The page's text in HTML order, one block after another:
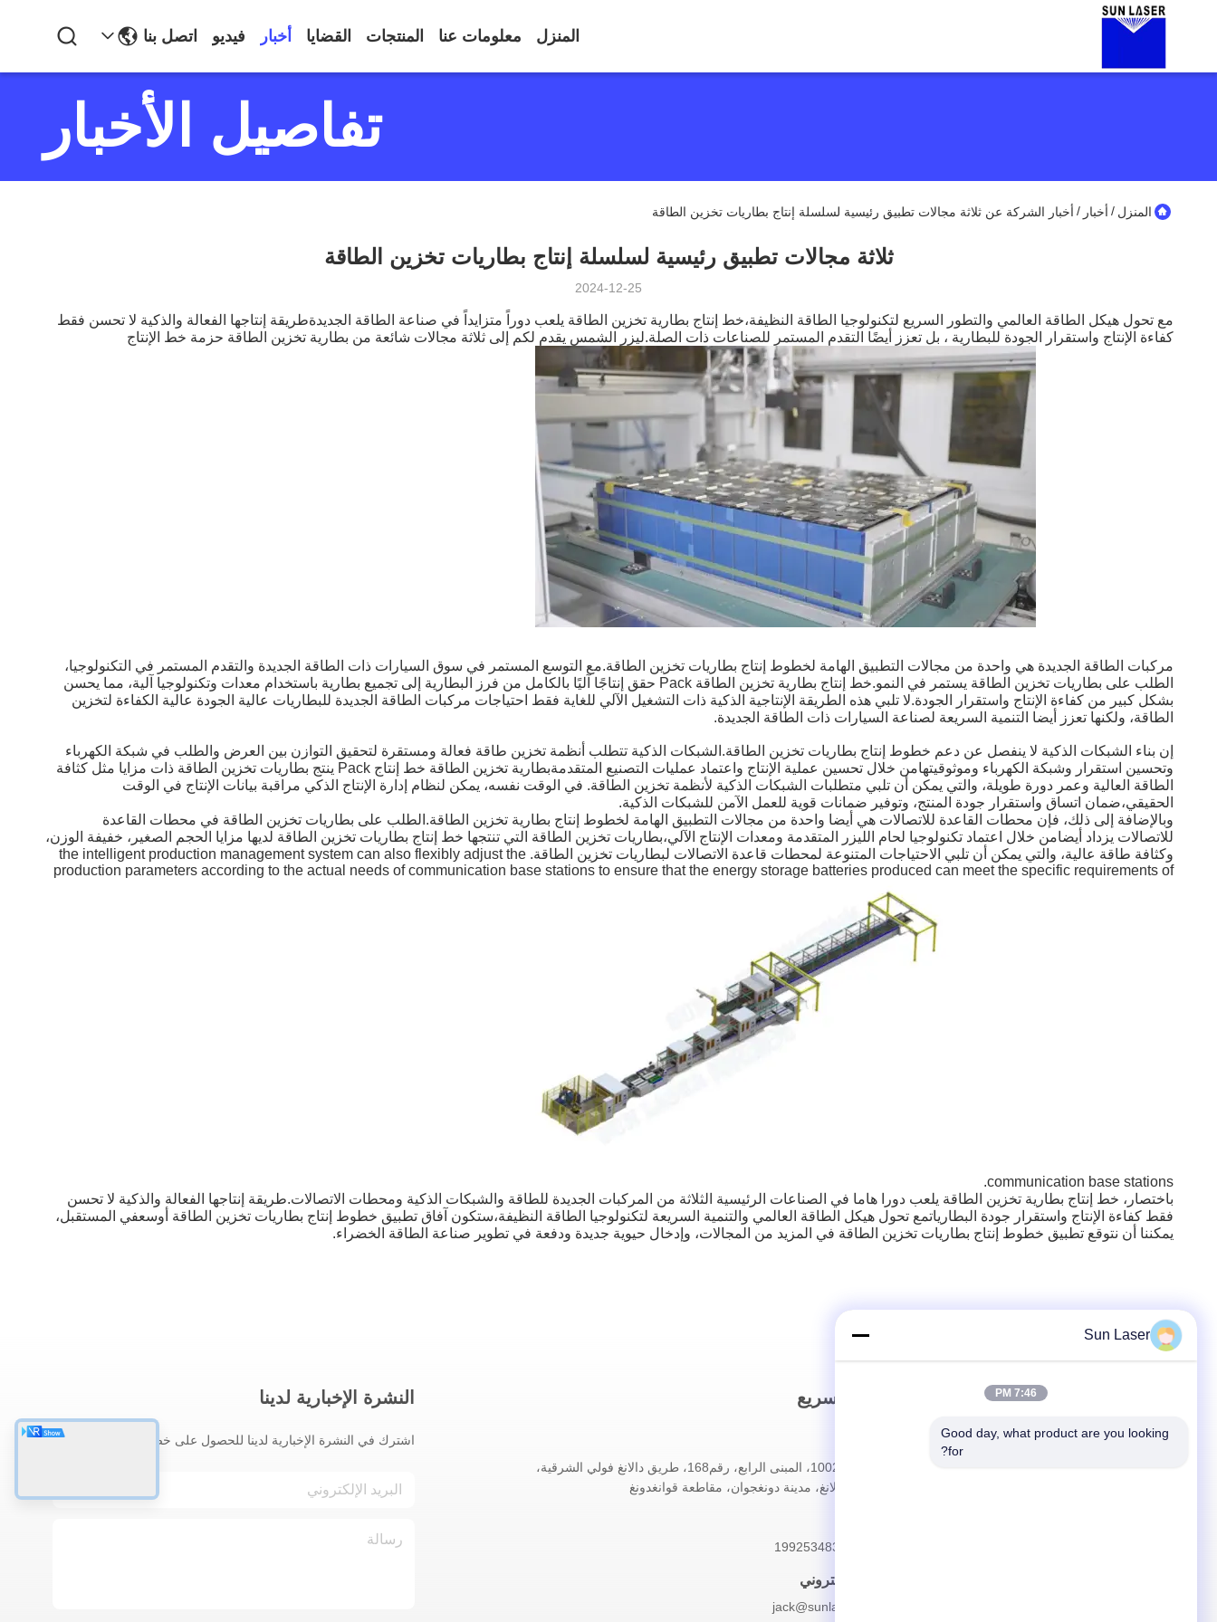
المنزل معلومات عنا المنتجات القضايا أخبار فيديو اتصل بنا
تفاصيل الأخبار
المنزل / أخبار / أخبار الشركة عن ثلاثة مجالات تطبيق رئيسية لسلسلة إنتاج بطاريات تخزين الطاقة
ثلاثة مجالات تطبيق رئيسية لسلسلة إنتاج بطاريات تخزين الطاقة
2024-12-25
مع تحول هيكل الطاقة العالمي والتطور السريع لتكنولوجيا الطاقة النظيفة،خط إنتاج بطارية تخزين الطاقة يلعب دوراً متزايداً في صناعة الطاقة الجديدةطريقة إنتاجها الفعالة والذكية لا تحسن فقط
كفاءة الإنتاج واستقرار الجودة للبطارية ، بل تعزز أيضًا التقدم المستمر للصناعات ذات الصلة.ليزر الشمس يقدم لكم إلى ثلاثة مجالات شائعة من بطارية تخزين الطاقة حزمة خط الإنتاج
مركبات الطاقة الجديدة هي واحدة من مجالات التطبيق الهامة لخطوط إنتاج بطاريات تخزين الطاقة.مع التوسع المستمر في سوق السيارات ذات الطاقة الجديدة والتقدم المستمر في التكنولوجيا،
الطلب على بطاريات تخزين الطاقة يستمر في النمو.خط إنتاج بطارية تخزين الطاقة Pack حقق إنتاجًا آليًا بالكامل من فرز البطارية إلى تجميع بطارية باستخدام معدات وتكنولوجيا آلية، مما يحسن
بشكل كبير من كفاءة الإنتاج واستقرار الجودة.لا تلبي هذه الطريقة الإنتاجية الذكية ذات التشغيل الآلي للغاية فقط احتياجات مركبات الطاقة الجديدة للبطاريات عالية الجودة عالية الكفاءة لتخزين
الطاقة، ولكنها تعزز أيضا التنمية السريعة لصناعة السيارات ذات الطاقة الجديدة.
إن بناء الشبكات الذكية لا ينفصل عن دعم خطوط إنتاج بطاريات تخزين الطاقة.الشبكات الذكية تتطلب أنظمة تخزين طاقة فعالة ومستقرة لتحقيق التوازن بين العرض والطلب في شبكة الكهرباء
وتحسين استقرار وشبكة الكهرباء وموثوقيتهامن خلال تحسين عملية الإنتاج واعتماد عمليات التصنيع المتقدمةبطارية تخزين الطاقة خط إنتاج Pack ينتج بطاريات تخزين الطاقة ذات مزايا مثل كثافة
الطاقة العالية وعمر دورة طويلة، والتي يمكن أن تلبي متطلبات الشبكات الذكية لأنظمة تخزين الطاقة. في الوقت نفسه، يمكن لنظام إدارة الإنتاج الذكي مراقبة بيانات الإنتاج في الوقت
الحقيقي،ضمان اتساق واستقرار جودة المنتج، وتوفير ضمانات قوية للعمل الآمن للشبكات الذكية.
وبالإضافة إلى ذلك، فإن محطات القاعدة للاتصالات هي أيضا واحدة من مجالات التطبيق الهامة لخطوط إنتاج بطارية تخزين الطاقة.الطلب على بطاريات تخزين الطاقة في محطات القاعدة
للاتصالات يزداد أيضامن خلال اعتماد تكنولوجيا لحام الليزر المتقدمة ومعدات الإنتاج الآلي،بطاريات تخزين الطاقة التي تنتجها خط إنتاج بطاريات تخزين الطاقة لديها مزايا الحجم الصغير، خفيفة الوزن،
وكثافة طاقة عالية، والتي يمكن أن تلبي الاحتياجات المتنوعة لمحطات قاعدة الاتصالات لبطاريات تخزين الطاقة. the intelligent production management system can also flexibly adjust the
production parameters according to the actual needs of communication base stations to ensure that the energy storage batteries produced can meet the specific requirements of
communication base stations.
باختصار، خط إنتاج بطارية تخزين الطاقة يلعب دورا هاما في الصناعات الرئيسية الثلاثة من المركبات الجديدة للطاقة والشبكات الذكية ومحطات الاتصالات.طريقة إنتاجها الفعالة والذكية لا تحسن
فقط كفاءة الإنتاج واستقرار جودة البطارياتمع تحول هيكل الطاقة العالمي والتنمية السريعة لتكنولوجيا الطاقة النظيفة،ستكون آفاق تطبيق خطوط إنتاج بطاريات تخزين الطاقة أوسعفي المستقبل،
يمكننا أن نتوقع تطبيق خطوط إنتاج بطاريات تخزين الطاقة في المزيد من المجالات، وإدخال حيوية جديدة ودفعة في تطوير صناعة الطاقة الخضراء.
المنزل
الاتصال السريع
الغرفة 1002، المبنى الرابع، رقم168، طريق دالانغ فولي الشرقية،
مدينة دالانغ، مدينة دونغجوان، مقاطعة قوانغدونغ
بريد إلكتروني
jack@sunlaser.net
النشرة الإخبارية لدينا
اشترك في النشرة الإخبارية لدينا للحصول على خصومات وأكثر.
Sun Laser
7:46 PM
Good day, what product are you looking
for?